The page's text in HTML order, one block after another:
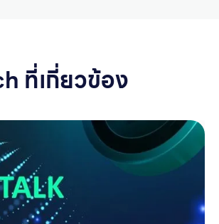
ที่เกี่ยวข้อง